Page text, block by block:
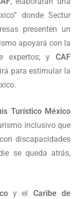
donde Sectur
presenten un
apoyará con la
expertos; y CAF
para estimular la
Turístico México
inclusivo que
discapacidades
se queda atrás,
y el Caribe de